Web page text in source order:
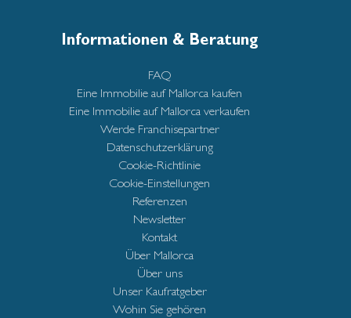
Informationen & Beratung
FAQ
Eine Immobilie auf Mallorca kaufen
Eine Immobilie auf Mallorca verkaufen
Werde Franchisepartner
Datenschutzerklärung
Cookie-Richtlinie
Cookie-Einstellungen
Referenzen
Newsletter
Kontakt
Über Mallorca
Über uns
Unser Kaufratgeber
Wohin Sie gehören